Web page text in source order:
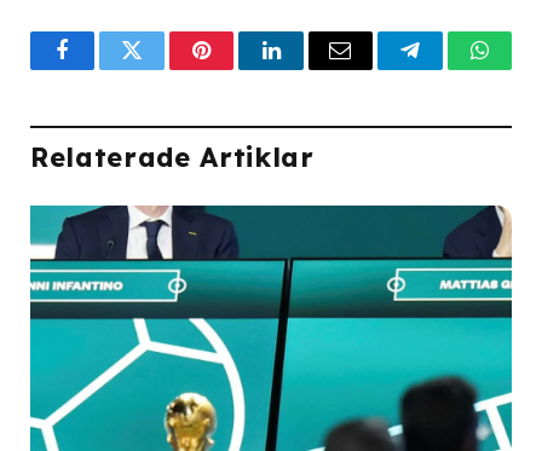
FacebookTwitterPinterestLinkedInEmail Telegram
Relaterade Artiklar